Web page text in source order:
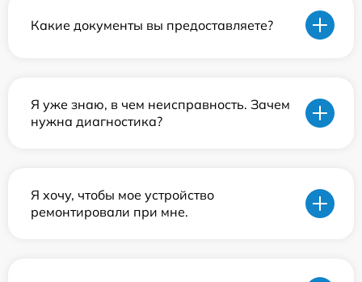
Какие документы вы предоставляете?
Я уже знаю, в чем неисправность. Зачем
нужна диагностика?
Я хочу, чтобы мое устройство
ремонтировали при мне.